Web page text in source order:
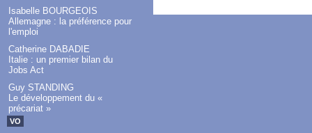
Isabelle BOURGEOIS
Allemagne : la préférence pour
l'emploi
Catherine DABADIE
Italie : un premier bilan du
Jobs Act
Guy STANDING
Le développement du «
précariat »
VO